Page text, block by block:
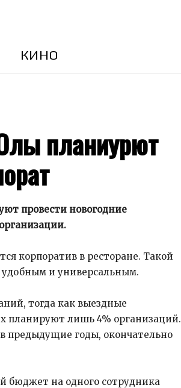
КИНО
планиурют
провести новогодние
корпоратив в ресторане. Такой
удобным и универсальным.
тогда как выездные
планируют лишь 4% организаций.
предыдущие годы, окончательно
бюджет на одного сотрудника